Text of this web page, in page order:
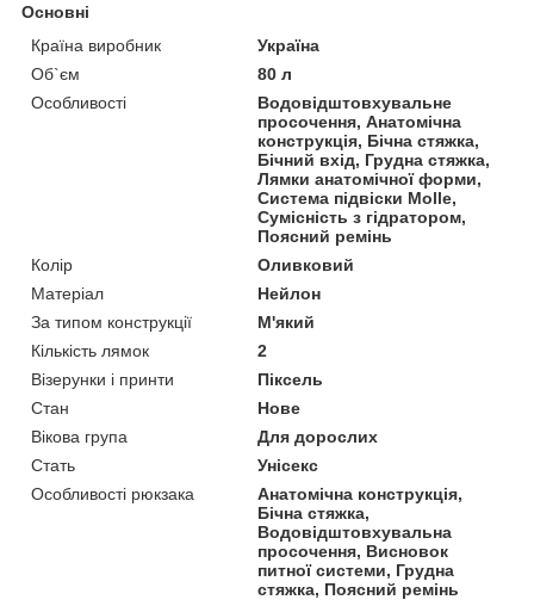
Основні
Країна виробник
Україна
Об`єм
80 л
Особливості
Водовідштовхувальне
просочення, Анатомічна
конструкція, Бічна стяжка,
Бічний вхід, Грудна стяжка,
Лямки анатомічної форми,
Система підвіски Molle,
Сумісність з гідратором,
Поясний ремінь
Колір
Оливковий
Матеріал
Нейлон
За типом конструкції
М'який
Кількість лямок
2
Візерунки і принти
Піксель
Стан
Нове
Вікова група
Для дорослих
Стать
Унісекс
Особливості рюкзака
Анатомічна конструкція,
Бічна стяжка,
Водовідштовхувальна
просочення, Висновок
питної системи, Грудна
стяжка, Поясний ремінь